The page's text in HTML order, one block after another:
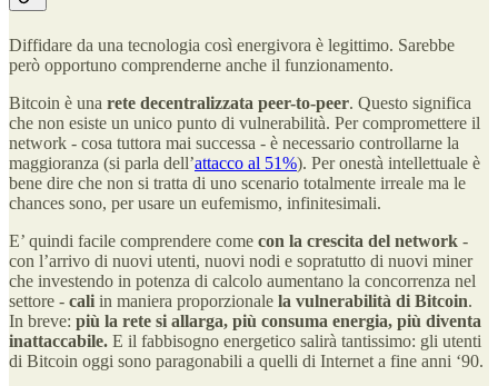
Diffidare da una tecnologia così energivora è legittimo. Sarebbe
però opportuno comprenderne anche il funzionamento.
Bitcoin è una rete decentralizzata peer-to-peer. Questo significa
che non esiste un unico punto di vulnerabilità. Per compromettere il
network - cosa tuttora mai successa - è necessario controllarne la
maggioranza (si parla dell’attacco al 51%). Per onestà intellettuale è
bene dire che non si tratta di uno scenario totalmente irreale ma le
chances sono, per usare un eufemismo, infinitesimali.
E’ quindi facile comprendere come con la crescita del network -
con l’arrivo di nuovi utenti, nuovi nodi e sopratutto di nuovi miner
che investendo in potenza di calcolo aumentano la concorrenza nel
settore - cali in maniera proporzionale la vulnerabilità di Bitcoin.
In breve: più la rete si allarga, più consuma energia, più diventa
inattaccabile. E il fabbisogno energetico salirà tantissimo: gli utenti
di Bitcoin oggi sono paragonabili a quelli di Internet a fine anni ‘90.